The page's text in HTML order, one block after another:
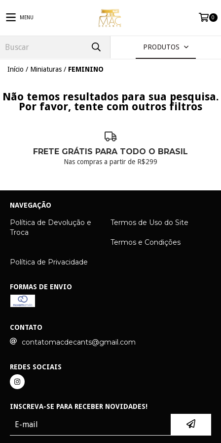
MENU 0
PRODUTOS
Início / Miniaturas / FEMININO
Não temos resultados para sua pesquisa.
Por favor, tente com outros filtros
FRETE GRÁTIS PARA TODO O BRASIL
Nas compras a partir de R$299
NAVEGAÇÃO
Política de Devolução e
Troca
Termos de Uso do Site
Termos e Condições
Política de Privacidade
FORMAS DE ENVIO
CONTATO
contatomacdecants@gmail.com
REDES SOCIAIS
INSCREVA-SE PARA RECEBER NOVIDADES!